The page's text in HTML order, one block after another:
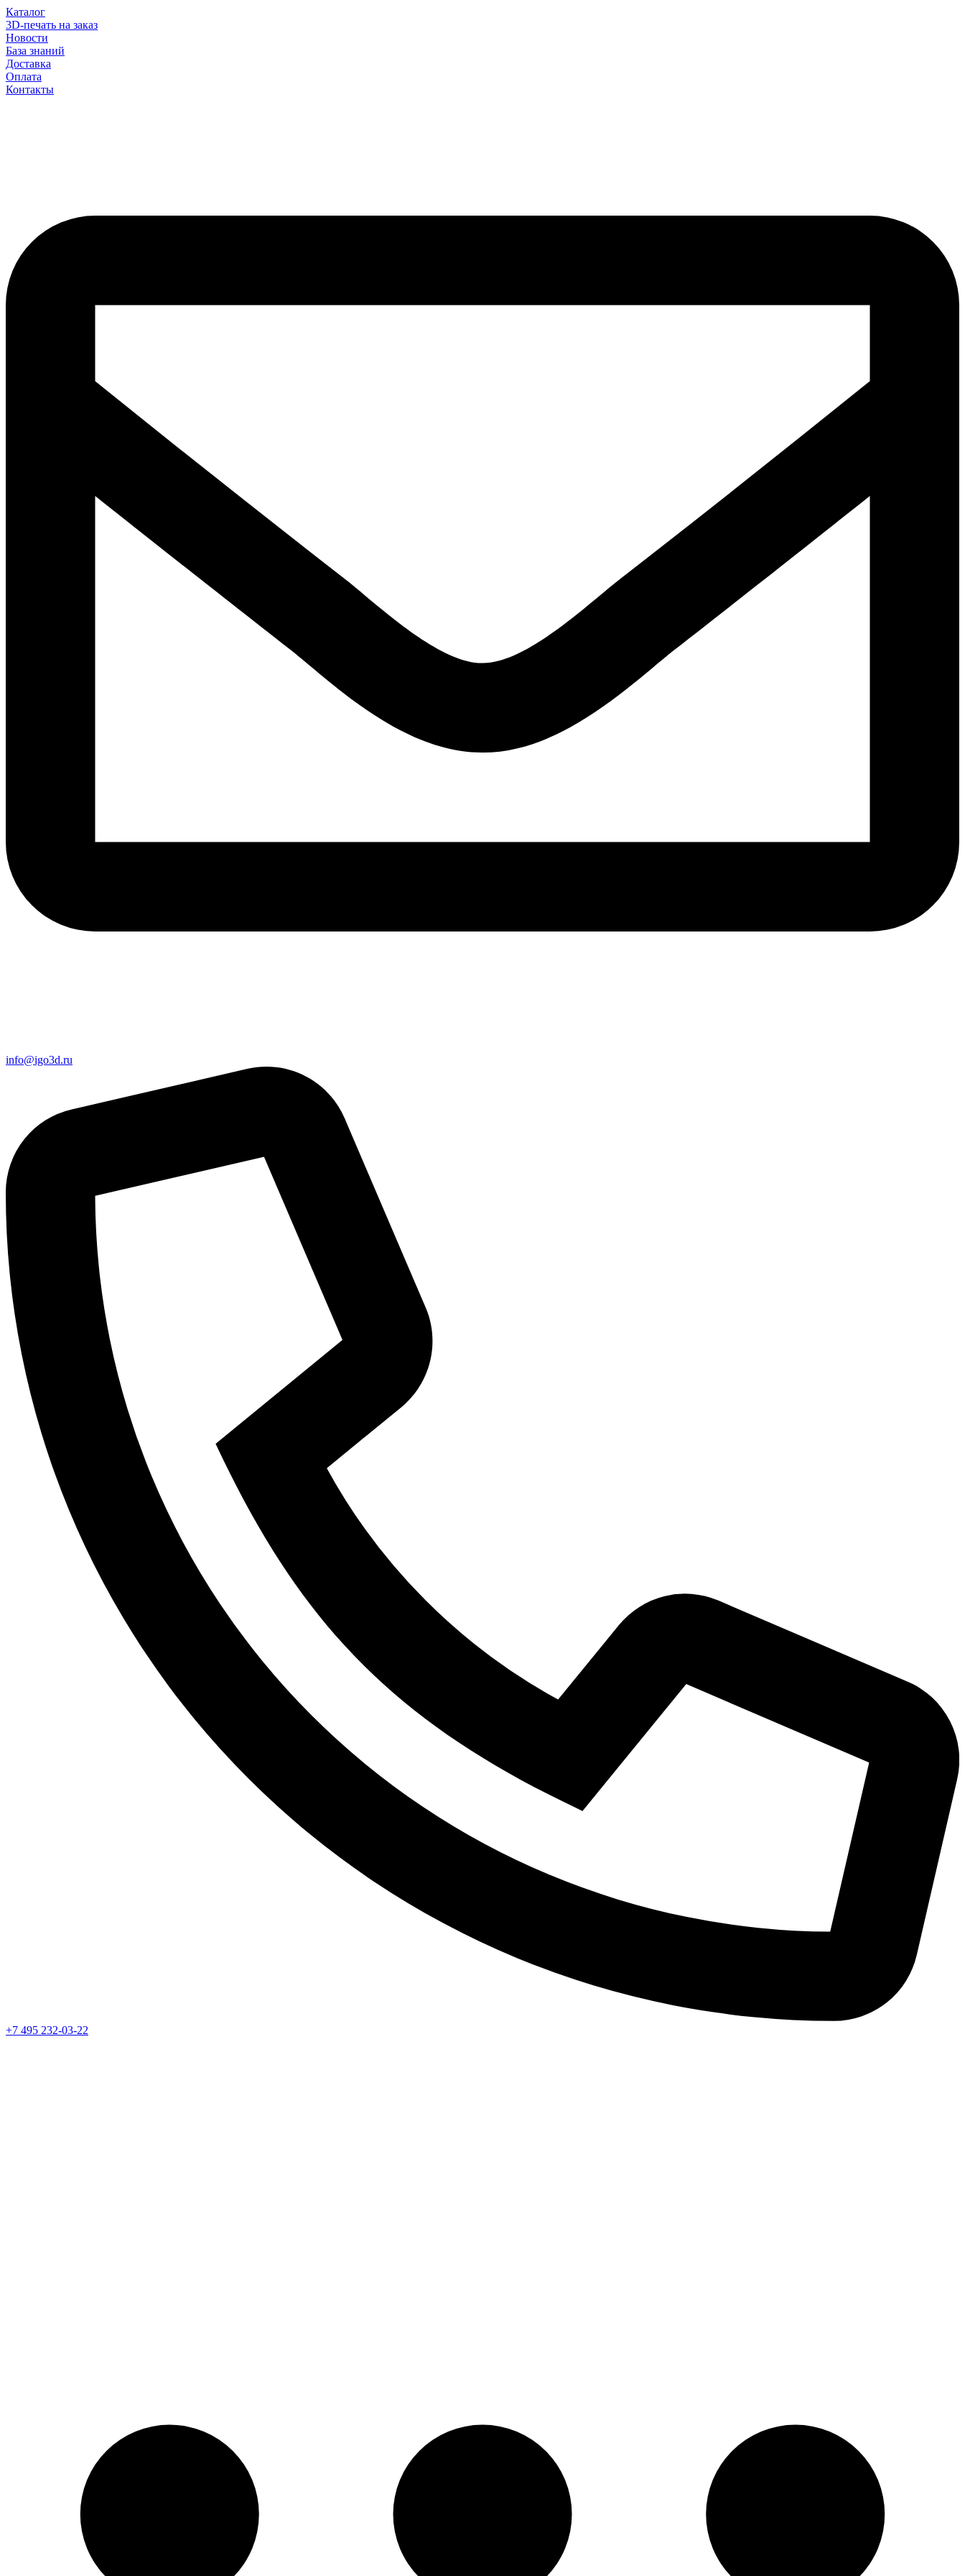
Каталог
3D-печать на заказ
Новости
База знаний
Доставка
Оплата
Контакты
info@igo3d.ru
+7 495 232-03-22